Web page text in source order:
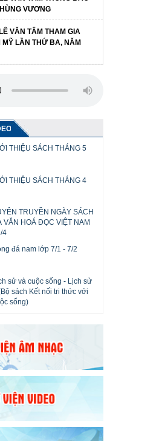
VƯƠNG
VĂN TÂM THAM GIA
MỸ LẦN THỨ BA, NĂM
THIỆU SÁCH THÁNG 5
THIỆU SÁCH THÁNG 4
TRUYỀN NGÀY SÁCH
VĂN HOÁ ĐỌC VIỆT NAM
4
đá nam lớp 7/1 - 7/2
sử và cuộc sống - Lịch sử
sách Kết nối tri thức với
sống)